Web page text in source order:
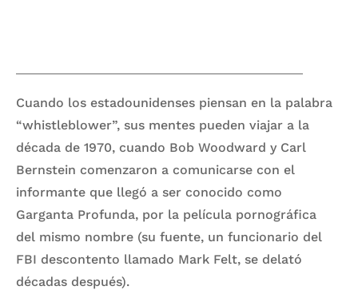
Cuando los estadounidenses piensan en la palabra
“whistleblower”, sus mentes pueden viajar a la
década de 1970, cuando Bob Woodward y Carl
Bernstein comenzaron a comunicarse con el
informante que llegó a ser conocido como
Garganta Profunda, por la película pornográfica
del mismo nombre (su fuente, un funcionario del
FBI descontento llamado Mark Felt, se delató
décadas después).